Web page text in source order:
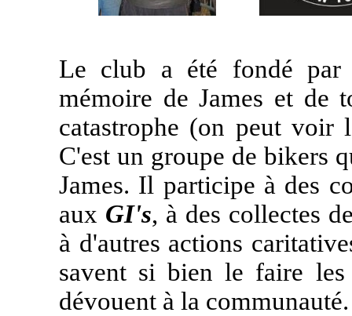
Le club a été fondé par
mémoire de James et de
catastrophe (on peut
C'est un groupe de bikers
James. Il participe à des
aux GI's, à des collectes
à d'autres actions
savent si bien le faire les
dévouent à la communauté.